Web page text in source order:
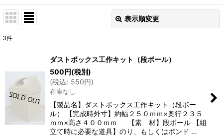
表示順変更
:
絞り込む
3件
ダストボックス工作キット（段ボール）
500円(税別)
(税込: 550円)
在庫なし
【製品名】ダストボックス工作キット（段ボー
ル） 【完成時外寸】約幅２５０ｍｍ×奥行２３５
ｍｍ×高さ４００ｍｍ 【素 材】段ボール 【組
立て時に必要な道具】のり、もしくはボンド …